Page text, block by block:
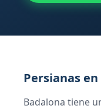
Persianas
Badalona tiene